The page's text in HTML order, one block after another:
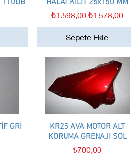
110DB Hızlı Bakış
HALAT KİLİT 25x150 MM
Normal Fiyat
₺1.598,00İndirimli Fiyat
₺1.578,00
Sepete Ekle
GRİ
Hızlı Bakış
KR25 AVA MOTOR ALT
KORUMA GRENAJI SOL
Fiyat
₺700,00